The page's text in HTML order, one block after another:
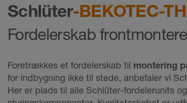
Schlüter-BEKOTEC-
Fordelerskab
Foretrækkes et fordelerskab til montering
for indbygning ikke til stede, anbefaler vi
Her er plads til alle Schlüter-fordelerunits